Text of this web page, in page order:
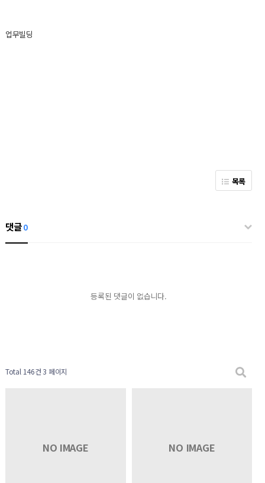
업무빌딩
목록
댓글0
등록된 댓글이 없습니다.
Total 146건 3 페이지
NO IMAGE NO IMAGE